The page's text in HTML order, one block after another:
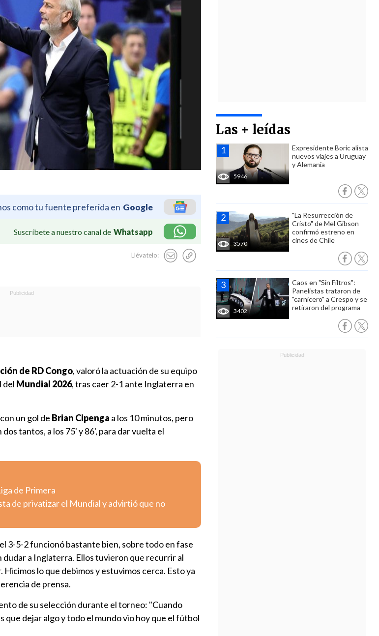
como tu fuente preferida en Google
Suscríbete a nuestro canal de Whatsapp
Llévatelo:
Las + leídas
5946
Expresidente Boric alista
nuevos viajes a Uruguay
y Alemania
3570
"La Resurrección de
Cristo" de Mel Gibson
confirmó estreno en
cines de Chile
3402
Caos en "Sin Filtros":
Panelistas trataron de
"carnicero" a Crespo y se
retiraron del programa
de RD Congo, valoró la actuación de su equipo
del Mundial 2026, tras caer 2-1 ante Inglaterra en
un gol de Brian Cipenga a los 10 minutos, pero
tantos, a los 75' y 86', para dar vuelta el
de Primera
de privatizar el Mundial y advirtió que no
3-5-2 funcionó bastante bien, sobre todo en fase
a Inglaterra. Ellos tuvieron que recurrir al
lo que debimos y estuvimos cerca. Esto ya
de prensa.
de su selección durante el torneo: "Cuando
que dejar algo y todo el mundo vio hoy que el fútbol